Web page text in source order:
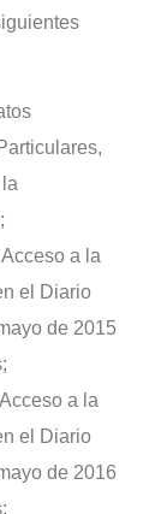
a la
el Diario
de 2015
a la
el Diario
de 2016